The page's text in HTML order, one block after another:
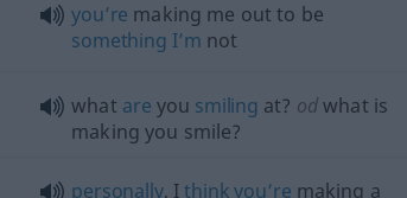
you’re making me out to be
something I’m not
what are you smiling at? odwhat is
making you smile?
personally, Ithink you’re making a